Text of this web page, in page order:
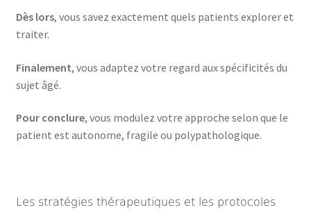
Dès lors, vous savez exactement quels patients explorer et
traiter.
Finalement, vous adaptez votre regard aux spécificités du
sujet âgé.
Pour conclure, vous modulez votre approche selon que le
patient est autonome, fragile ou polypathologique.
Les stratégies thérapeutiques et les protocoles